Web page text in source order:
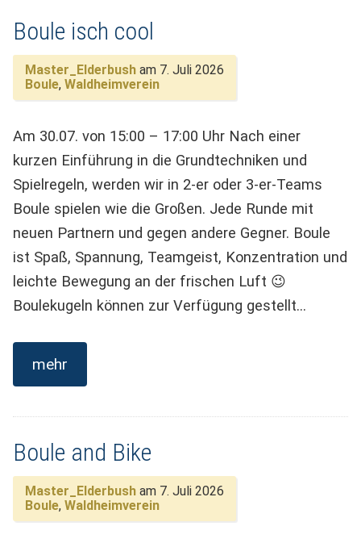
Boule isch cool
Master_Elderbush am 7. Juli 2026
Boule, Waldheimverein
Am 30.07. von 15:00 – 17:00 Uhr Nach einer
kurzen Einführung in die Grundtechniken und
Spielregeln, werden wir in 2-er oder 3-er-Teams
Boule spielen wie die Großen. Jede Runde mit
neuen Partnern und gegen andere Gegner. Boule
ist Spaß, Spannung, Teamgeist, Konzentration und
leichte Bewegung an der frischen Luft 😉
Boulekugeln können zur Verfügung gestellt…
mehr
Boule and Bike
Master_Elderbush am 7. Juli 2026
Boule, Waldheimverein